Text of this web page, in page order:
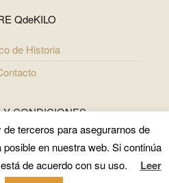
QdeKILO
de Historia
CONDICIONES
y Condiciones
y Privacidad
terceros para asegurarnos de
en nuestra web. Si continúa
de acuerdo con su uso.
Leer